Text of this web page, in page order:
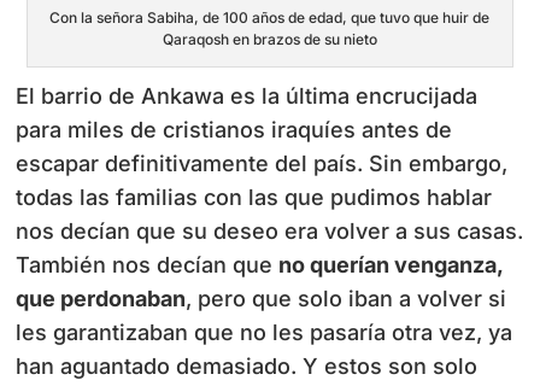
Con la señora Sabiha, de 100 años de edad, que tuvo que huir de
Qaraqosh en brazos de su nieto
El barrio de Ankawa es la última encrucijada
para miles de cristianos iraquíes antes de
escapar definitivamente del país. Sin embargo,
todas las familias con las que pudimos hablar
nos decían que su deseo era volver a sus casas.
También nos decían que no querían venganza,
que perdonaban, pero que solo iban a volver si
les garantizaban que no les pasaría otra vez, ya
han aguantado demasiado. Y estos son solo